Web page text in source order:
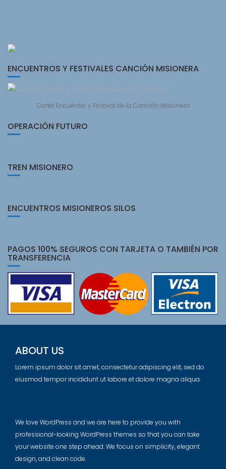
ENCUENTROS Y FESTIVALES CANCIÓN MISIONERA
Cartel Encuentro y Festival de la Canción Misionera
OPERACIÓN FUTURO
TREN MISIONERO
ENCUENTROS MISIONEROS SILOS
PAGOS 100% SEGUROS CON TARJETA O TAMBIÉN POR
TRANSFERENCIA
ABOUT US
Lorem ipsum dolor sit amet, consectetur adipiscing elit, sed do
eiusmod tempor incididunt ut labore et dolore magna aliqua.
We love WordPress and we are here to provide you with
professional-looking WordPress themes so that you can take
your website one step ahead. We focus on simplicity, elegant
design, and clean code.